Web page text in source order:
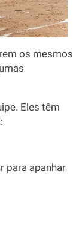
os mesmos
Eles têm
para apanhar